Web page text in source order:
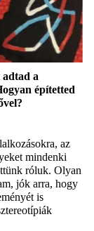
adtad a
építetted
?
az
mindenki
róluk. Olyan
jók arra, hogy
is